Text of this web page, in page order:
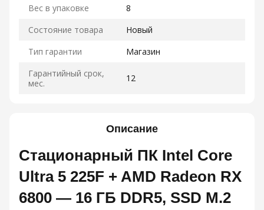
Вес в упаковке
8
Состояние товара
Новый
Тип гарантии
Магазин
Гарантийный срок,
мес.
12
Описание
Стационарный ПК Intel Core
Ultra 5 225F + AMD Radeon RX
6800 — 16 ГБ DDR5, SSD M.2